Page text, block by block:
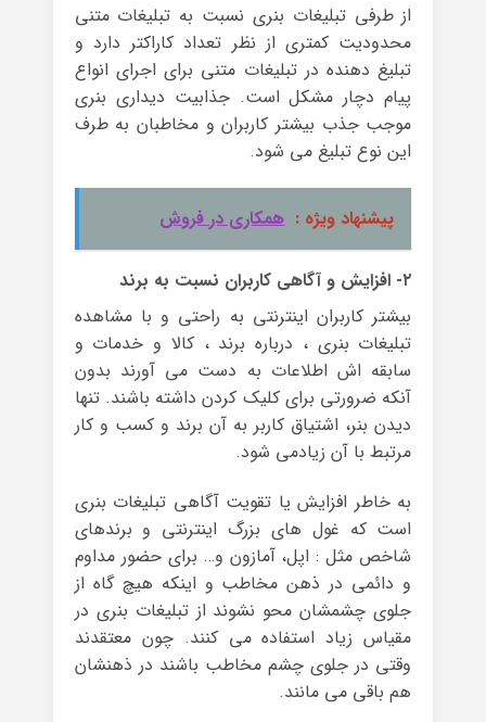
از طرفی تبلیغات بنری نسبت به تبلیغات متنی
محدودیت کمتری از نظر تعداد کاراکتر دارد و
تبلیغ دهنده در تبلیغات متنی برای اجرای انواع
پیام دچار مشکل است. جذابیت دیداری بنری
موجب جذب بیشتر کاربران و مخاطبان به طرف
این نوع تبلیغ می شود.
پیشنهاد ویژه : همکاری در فروش
۲- افزایش و آگاهی کاربران نسبت به برند
بیشتر کاربران اینترنتی به راحتی و با مشاهده
تبلیغات بنری ، درباره برند ، کالا و خدمات و
سابقه اش اطلاعات به دست می آورند بدون
آنکه ضرورتی برای کلیک کردن داشته باشند. تنها
دیدن بنر، اشتیاق کاربر به آن برند و کسب و کار
مرتبط با آن زیادمی شود.
به خاطر افزایش یا تقویت آگاهی تبلیغات بنری
است که غول های بزرگ اینترنتی و برندهای
شاخص مثل : اپل، آمازون و… برای حضور مداوم
و دائمی در ذهن مخاطب و اینکه هیچ گاه از
جلوی چشمشان محو نشوند از تبلیغات بنری در
مقیاس زیاد استفاده می کنند. چون معتقدند
وقتی در جلوی چشم مخاطب باشند در ذهنشان
هم باقی می مانند.